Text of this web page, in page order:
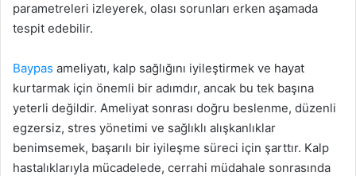
parametreleri izleyerek, olası sorunları erken aşamada
tespit edebilir.
Baypas ameliyatı, kalp sağlığını iyileştirmek ve hayat
kurtarmak için önemli bir adımdır, ancak bu tek başına
yeterli değildir. Ameliyat sonrası doğru beslenme, düzenli
egzersiz, stres yönetimi ve sağlıklı alışkanlıklar
benimsemek, başarılı bir iyileşme süreci için şarttır. Kalp
hastalıklarıyla mücadelede, cerrahi müdahale sonrasında